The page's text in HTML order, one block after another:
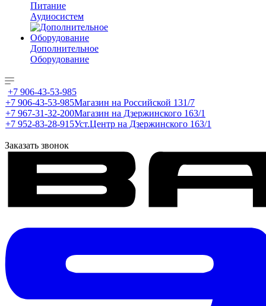
Питание
Аудиосистем
Дополнительное
Оборудование
+7 906-43-53-985
+7 906-43-53-985Магазин на Российской 131/7
+7 967-31-32-200Магазин на Дзержинского 163/1
+7 952-83-28-915Уст.Центр на Дзержинского 163/1
Заказать звонок